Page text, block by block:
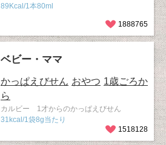
89Kcal/1本80ml
1888765
ベビー・ママ
かっぱえびせん おやつ 1歳ごろか
ら
カルビー 1才からのかっぱえびせん
31kcal/1袋8g当たり
1518128